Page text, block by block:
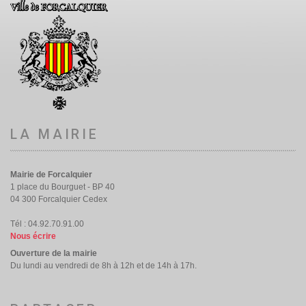
LA MAIRIE
Mairie de Forcalquier
1 place du Bourguet - BP 40
04 300 Forcalquier Cedex
Tél : 04.92.70.91.00
Nous écrire
Ouverture de la mairie
Du lundi au vendredi de 8h à 12h et de 14h à 17h.